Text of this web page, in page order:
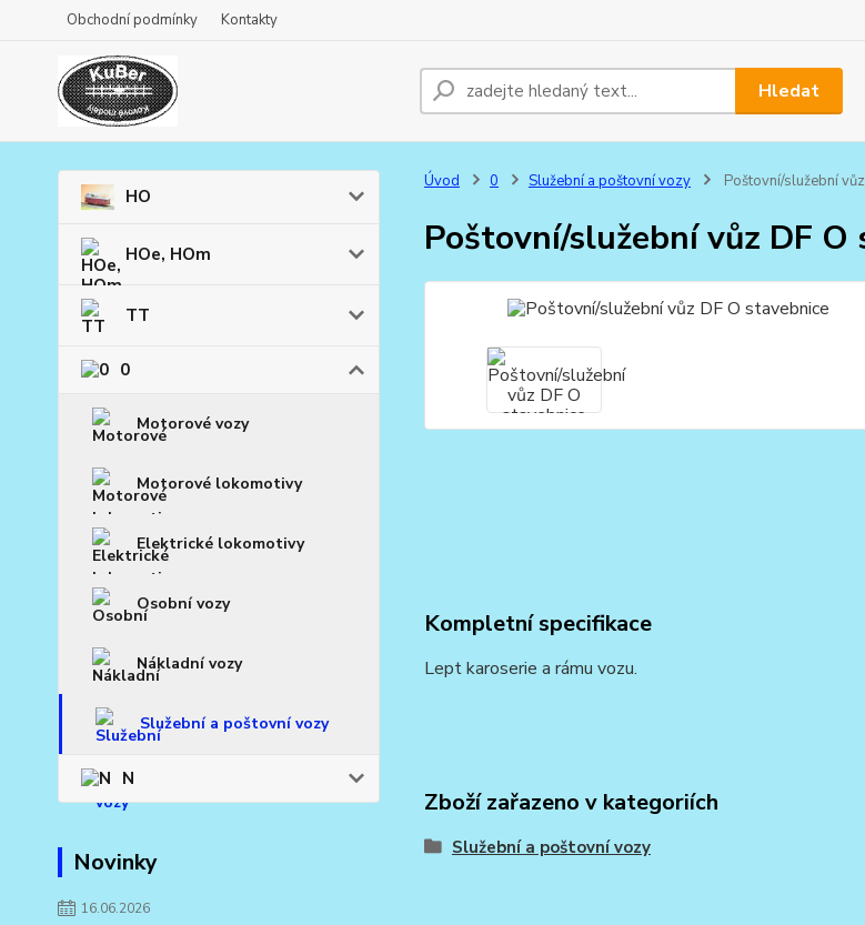
Obchodní podmínky Kontakty
Hledat
HO
HOe, HOm
TT
0
Motorové vozy
Motorové lokomotivy
Elektrické lokomotivy
Osobní vozy
Nákladní vozy
Služební a poštovní vozy
N
Novinky
16.06.2026
Úvod 0 Služební a poštovní vozy Poštovní/služební
Poštovní/služební vůz DF O
Kompletní specifikace
Lept karoserie a rámu vozu.
Zboží zařazeno v kategoriích
Služební a poštovní vozy